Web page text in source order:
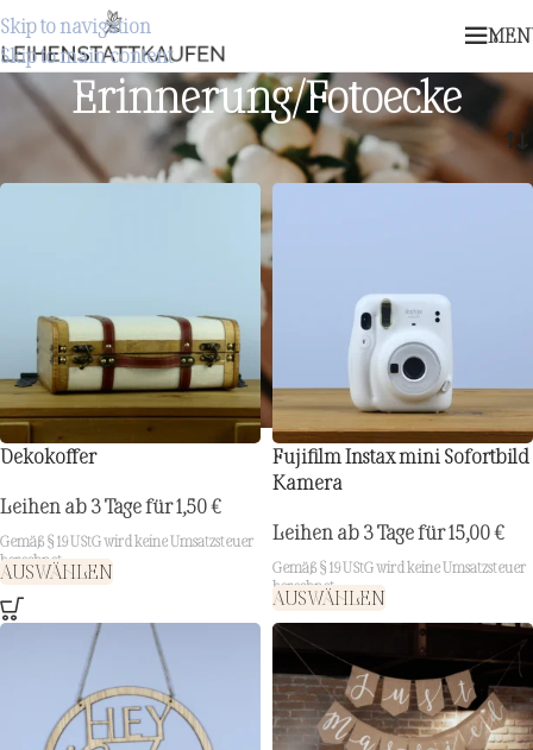
Skip to navigation
Skip to main content
Erinnerung/Fotoecke
Erinnerung/Fotoecke
Dekokoffer
Leihen ab 3 Tage für1,50€
Gemäß § 19 UStG wird keine Umsatzsteuer
berechnet.
AUSWÄHLEN
Fujifilm Instax mini Sofortbild
Kamera
Leihen ab 3 Tage für15,00€
Gemäß § 19 UStG wird keine Umsatzsteuer
berechnet.
AUSWÄHLEN